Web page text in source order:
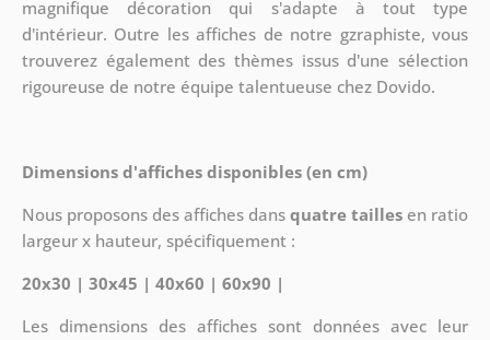
magnifique décoration qui s'adapte à tout type
d'intérieur. Outre les affiches de notre gzraphiste, vous
trouverez également des thèmes issus d'une sélection
rigoureuse de notre équipe talentueuse chez Dovido.
Dimensions d'affiches disponibles (en cm)
Nous proposons des affiches dansquatre tailles en ratio
largeur x hauteur, spécifiquement :
20x30 | 30x45 | 40x60 | 60x90 |
Les dimensions des affiches sont données avec leur